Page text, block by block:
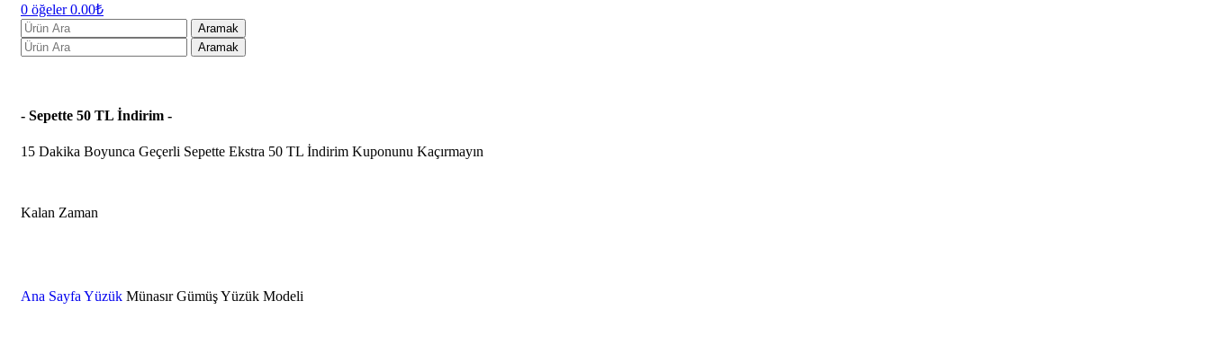
0 öğeler 0.00₺
Aramak
Aramak
- Sepette 50 TL İndirim -
15 Dakika Boyunca Geçerli Sepette Ekstra 50 TL İndirim Kuponunu Kaçırmayın
Kalan Zaman
Ana Sayfa Yüzük Münasır Gümüş Yüzük Modeli